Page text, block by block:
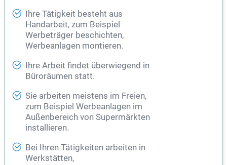
Ihre Tätigkeit besteht aus
Handarbeit, zum Beispiel
Werbeträger beschichten,
Werbeanlagen montieren.
Ihre Arbeit findet überwiegend in
Büroräumen statt.
Sie arbeiten meistens im Freien,
zum Beispiel Werbeanlagen im
Außenbereich von Supermärkten
installieren.
Bei Ihren Tätigkeiten arbeiten in
Werkstätten,